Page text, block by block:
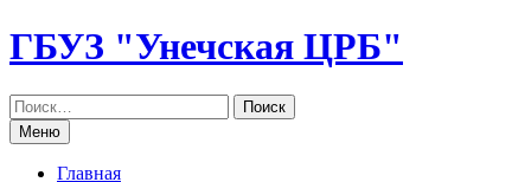
Перейти
к
ГБУЗ "Унечская ЦРБ"
Меню
Главная